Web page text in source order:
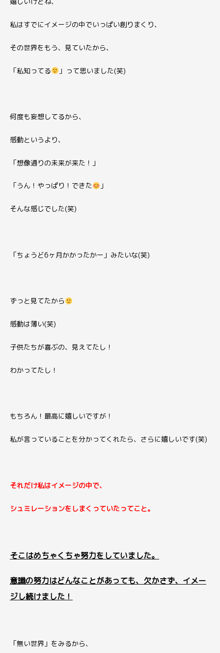
私はすでにイメージの中でいっぱい創りまくり、
その世界をもう、見ていたから、
「私知ってる 」 って思いました(笑)
何度も妄想してるから、
感動というより、
「想像通りの未来が来た！」
「うん！やっぱり！できた 」
そんな感じでした(笑)
「ちょうど6ヶ月かかったかー」 みたいな(笑)
ずっと見てたから
感動は薄い(笑)
子供たちが喜ぶの、見えてたし！
わかってたし！
もちろん！最高に嬉しいですが！
私が言っていることを分かってくれたら、さらに嬉しいです(笑)
それだけ私はイメージの中で、
シュミレーションをしまくっていたってこと。
そこはめちゃくちゃ努力をしていました。
意識の努力はどんなことがあっても、欠かさず、イメー
ジし続けました！
「無い世界」をみるから、